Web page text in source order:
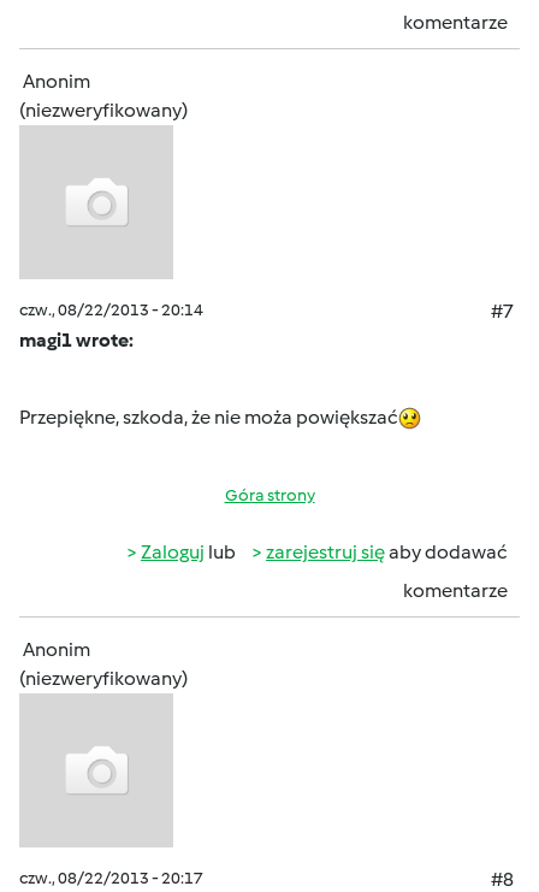
komentarze
Anonim
(niezweryfikowany)
czw., 08/22/2013 - 20:14
#7
magi1 wrote:
Przepiękne, szkoda, że nie moża powiększać
Góra strony
Zaloguj lub zarejestruj sięaby dodawać
komentarze
Anonim
(niezweryfikowany)
czw., 08/22/2013 - 20:17
#8